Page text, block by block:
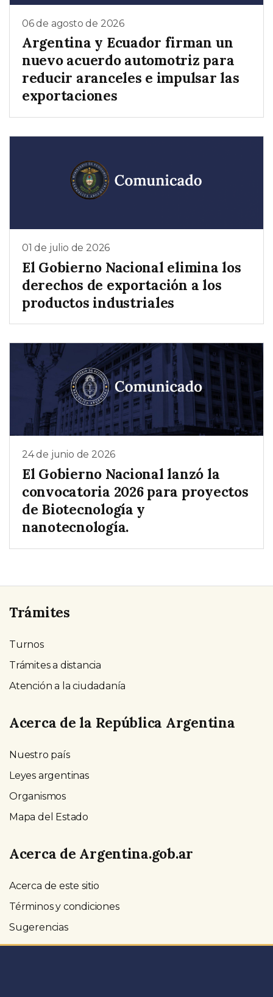
06 de agosto de 2026
Argentina y Ecuador firman un
nuevo acuerdo automotriz para
reducir aranceles e impulsar las
exportaciones
01 de julio de 2026
El Gobierno Nacional elimina los
derechos de exportación a los
productos industriales
24 de junio de 2026
El Gobierno Nacional lanzó la
convocatoria 2026 para proyectos
de Biotecnología y
nanotecnología.
Trámites
Turnos
Trámites a distancia
Atención a la ciudadanía
Acerca de la República Argentina
Nuestro país
Leyes argentinas
Organismos
Mapa del Estado
Acerca de Argentina.gob.ar
Acerca de este sitio
Términos y condiciones
Sugerencias